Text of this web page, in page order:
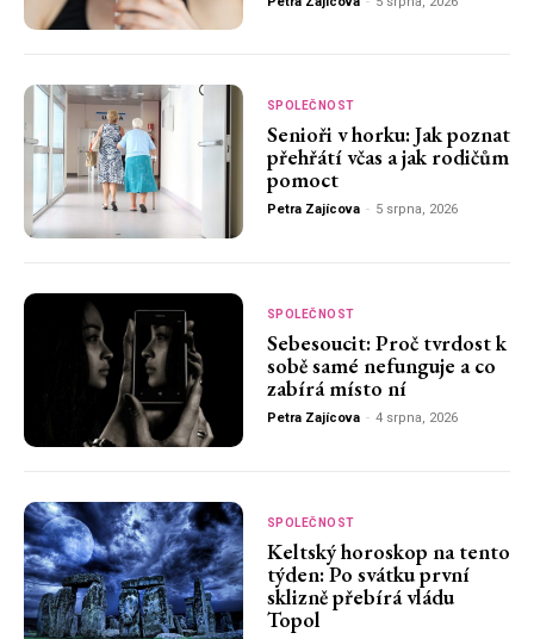
SPOLEČNOST
Senioři v horku: Jak poznat
přehřátí včas a jak rodičům
pomoct
Petra Zajícova - 5 srpna, 2026
SPOLEČNOST
Sebesoucit: Proč tvrdost k
sobě samé nefunguje a co
zabírá místo ní
Petra Zajícova - 4 srpna, 2026
SPOLEČNOST
Keltský horoskop na tento
týden: Po svátku první
sklizně přebírá vládu
Topol